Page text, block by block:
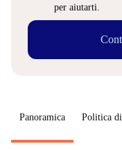
per aiutarti.
Panoramica Politica